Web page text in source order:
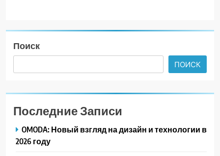
Поиск
ПОИСК
Последние Записи
OMODA: Новый взгляд на дизайн и технологии в
2026 году